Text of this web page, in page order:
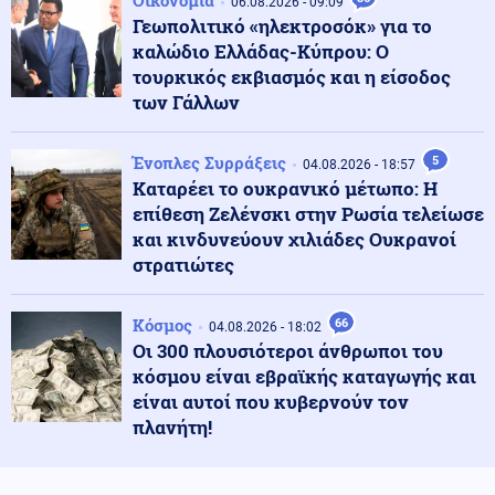
Τηλεφωνικό spam: Αποζημίωση-μαμούθ 20.000 ευρώ
από πάροχο ενέργειας
Ελληνοτουρκικά 06.08.2026 - 15:02
κίνδυνος σήμερα για την Ελλάδα
Κοινωνία 06.08.2026 - 14:54
Ηράκλειο: Θύμα επενδυτικής απάτης έχασε πάνω από
100.000 ευρώ
Πολιτική 06.08.2026 - 14:45
Θεοδωρικάκος: Οι 7 άξονες για την ενίσχυση της
βιομηχανίας
Γεωπολιτικό «ηλεκτροσόκ» για το
καλώδιο Ελλάδας-Κύπρου: Ο
τουρκικός εκβιασμός και η είσοδος
των Γάλλων
Ένοπλες Συρράξεις 04.08.2026 - 18:57 5
Καταρέει το ουκρανικό μέτωπο: Η
επίθεση Ζελένσκι στην Ρωσία τελείωσε
και κινδυνεύουν χιλιάδες Ουκρανοί
στρατιώτες
Κόσμος 04.08.2026 - 18:02 66
Οι 300 πλουσιότεροι άνθρωποι του
κόσμου είναι εβραϊκής καταγωγής και
είναι αυτοί που κυβερνούν τον
πλανήτη!